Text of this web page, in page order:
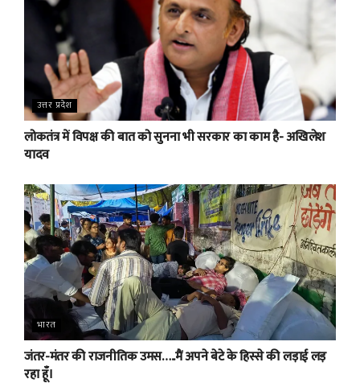
उत्तर प्रदेश
लोकतंत्र में विपक्ष की बात को सुनना भी सरकार का काम है- अखिलेश
यादव
भारत
जंतर-मंतर की राजनीतिक उमस…..मैं अपने बेटे के हिस्से की लड़ाई लड़
रहा हूँ।